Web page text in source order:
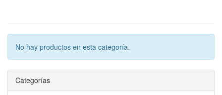
No hay productos en esta categoría.
Categorías